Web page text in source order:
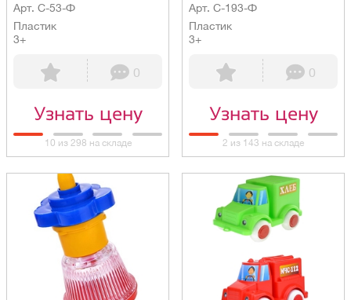
Арт. С-53-Ф
Пластик
3+
0
Узнать цену
10 из 298 на складе
Арт. С-193-Ф
Пластик
3+
0
Узнать цену
2 из 143 на складе